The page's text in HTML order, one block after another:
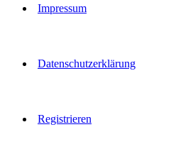
Impressum
Datenschutzerklärung
Registrieren